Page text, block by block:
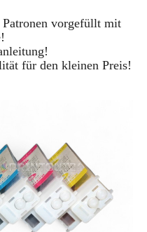
vorgefüllt mit
für den kleinen Preis!